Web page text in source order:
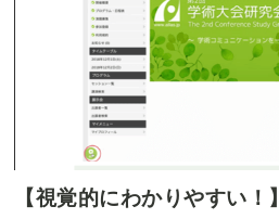
【視覚的にわかりやすい